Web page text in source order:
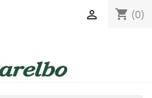
shopping_cart (0)
